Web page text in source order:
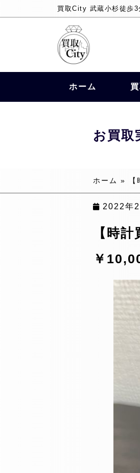
買取City 武蔵小杉徒歩
ホーム
お買取
ホーム »
2022年2
【時
￥